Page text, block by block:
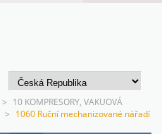
> 10 KOMPRESORY, VAKUOVÁ
> 1060 Ruční mechanizované nářadí